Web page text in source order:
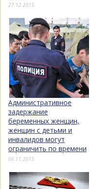
27.12.2015
Административное
задержание
беременных женщин,
женщин с детьми и
инвалидов могут
ограничить по времени
06.11.2015